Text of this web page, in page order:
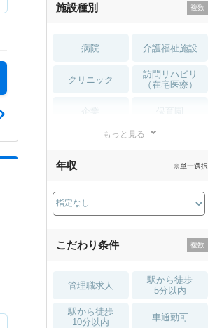
施設種別
病院 介護福祉施設
クリニック
訪問リハビリ
（在宅医療）
薬局・
もっと見る
年収 ※単一選択
こだわり条件
管理職求人
駅から徒歩
5分以内
駅から徒歩
10分以内
車通勤可